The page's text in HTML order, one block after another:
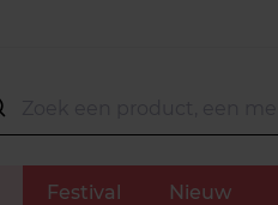
Festival Nieuw